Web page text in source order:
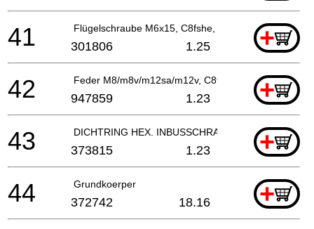
Flügelschraube M6x15, C8fshe, C8fse +
41 301806 1.25
Feder M8/m8v/m12sa/m12v, C8fse +
42 947859 1.23
DICHTRING HEX. INBUSSCHRAUBE M6X10
+
43 373815 1.23
Grundkoerper +
44 372742 18.16